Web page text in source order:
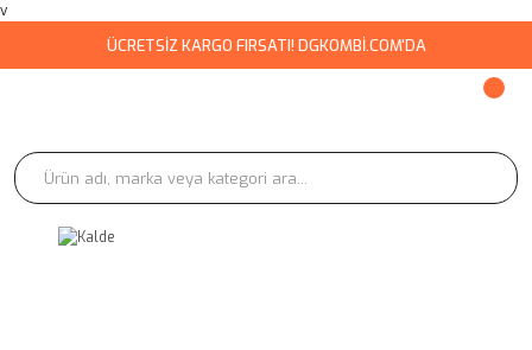
v
ÜCRETSİZ KARGO FIRSATI! DGKOMBİ.COM'DA